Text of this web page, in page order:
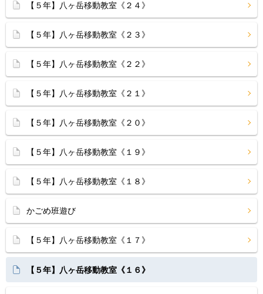
【５年】八ヶ岳移動教室《２４》
【５年】八ヶ岳移動教室《２３》
【５年】八ヶ岳移動教室《２２》
【５年】八ヶ岳移動教室《２１》
【５年】八ヶ岳移動教室《２０》
【５年】八ヶ岳移動教室《１９》
【５年】八ヶ岳移動教室《１８》
かごめ班遊び
【５年】八ヶ岳移動教室《１７》
【５年】八ヶ岳移動教室《１６》